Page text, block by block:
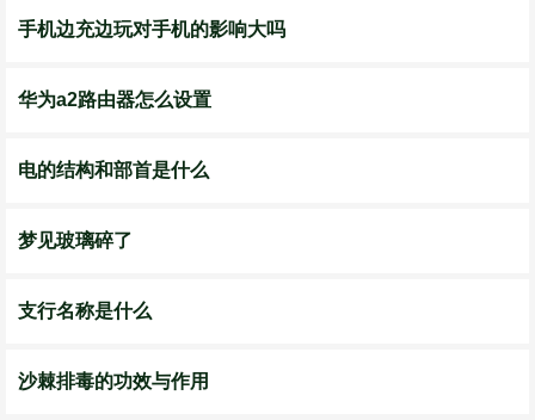
手机边充边玩对手机的影响大吗
华为a2路由器怎么设置
电的结构和部首是什么
梦见玻璃碎了
支行名称是什么
沙棘排毒的功效与作用